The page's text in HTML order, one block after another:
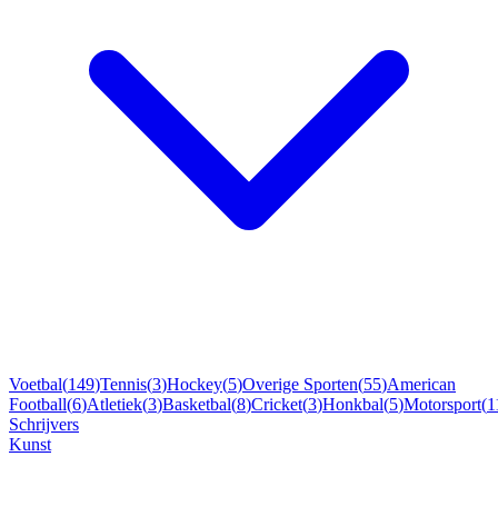
Voetbal(149)Tennis(3)Hockey(5)Overige Sporten(55)American
Football(6)Atletiek(3)Basketbal(8)Cricket(3)Honkbal(5)Motorsport(
Schrijvers
Kunst